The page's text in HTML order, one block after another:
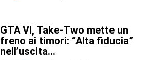
GTA VI, Take-Two mette un
freno ai timori: “Alta fiducia”
nell’uscita...